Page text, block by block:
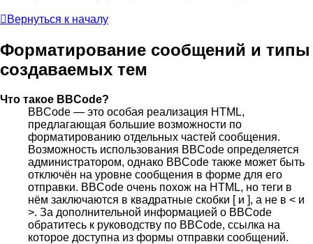
Вернуться к началу
Форматирование сообщений и типы
создаваемых тем
Что такое BBCode?
BBCode — это особая реализация HTML,
предлагающая большие возможности по
форматированию отдельных частей сообщения.
Возможность использования BBCode определяется
администратором, однако BBCode также может быть
отключён на уровне сообщения в форме для его
отправки. BBCode очень похож на HTML, но теги в
нём заключаются в квадратные скобки [ и ], а не в < и
>. За дополнительной информацией о BBCode
обратитесь к руководству по BBCode, ссылка на
которое доступна из формы отправки сообщений.